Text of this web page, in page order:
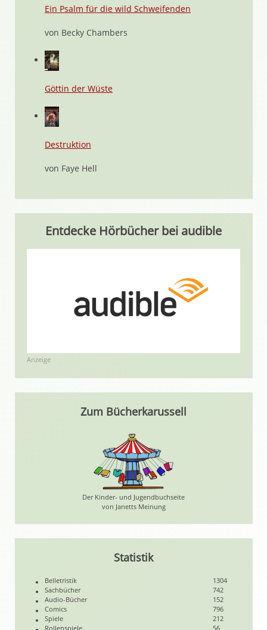
Ein Psalm für die wild Schweifenden
von Becky Chambers
Göttin der Wüste
Destruktion
von Faye Hell
Entdecke Hörbücher bei audible
Anzeige
Zum Bücherkarussell
Der Kinder- und Jugendbuchseite
von Janetts Meinung
Statistik
Belletristik
1304
Sachbücher
742
Audio-Bücher
152
Comics
796
Spiele
212
Rollenspiele
56